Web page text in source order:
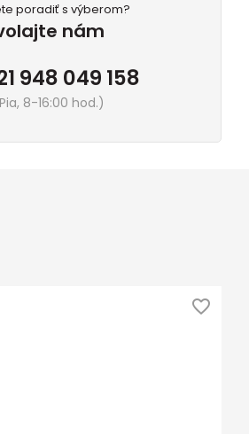
poradiť s výberom?
nám
948 049 158
8-16:00 hod.)